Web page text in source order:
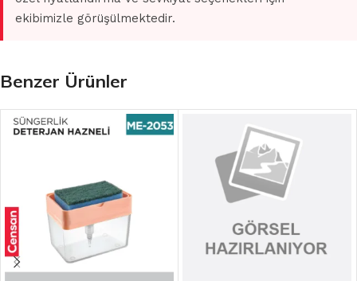
ekibimizle görüşülmektedir.
Benzer Ürünler